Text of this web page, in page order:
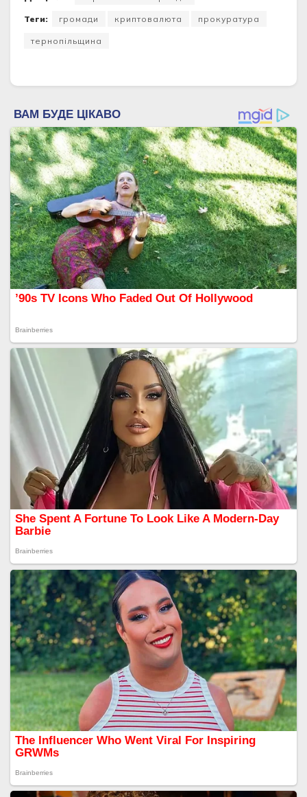
Теги: громади криптовалюта прокуратура
тернопільщина